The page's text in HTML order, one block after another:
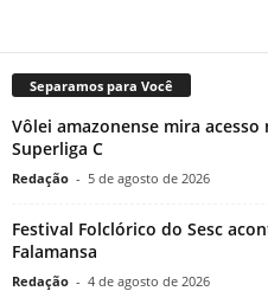
Separamos para Você
Vôlei amazonense mira
Superliga C
Redação - 5 de agosto de 2026
Festival Folclórico do Sesc
Falamansa
Redação - 4 de agosto de 2026